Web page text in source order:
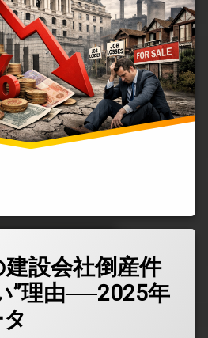
設会社倒産件
”理由──2025年